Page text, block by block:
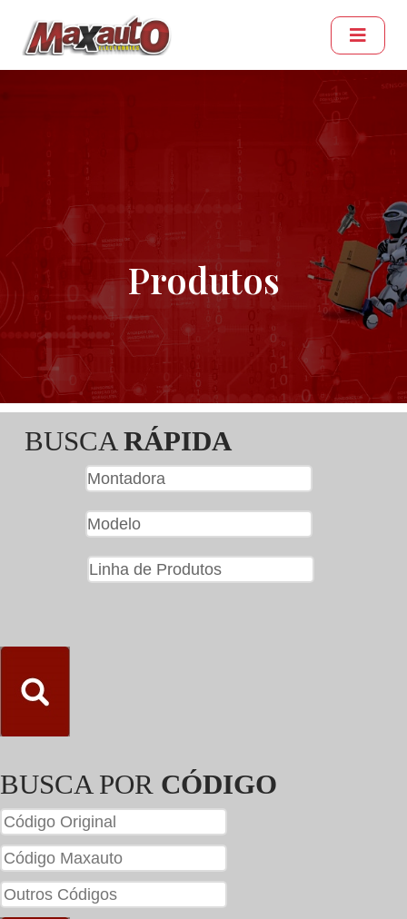
Produtos
BUSCARÁPIDA
BUSCA POR CÓDIGO